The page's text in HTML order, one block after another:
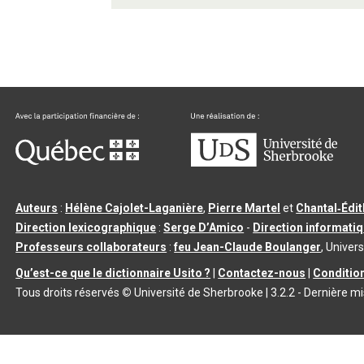
Auteurs : Hélène Cajolet-Laganière, Pierre Martel et
Direction lexicographique :Serge D’Amico - Direction
Professeurs collaborateurs :feu Jean-Claude Boulanger,
Qu’est-ce que le dictionnaire Usito ?
Contactez-nous
Tous droits réservés © Université de Sherbrooke |3.2.2 - Dernière